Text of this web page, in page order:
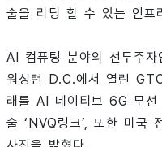
술을 리딩 할 수 있는 인프
AI 컴퓨팅 분야의 선두주
워싱턴 D.C.에서 열린
래를 AI 네이티브 6G 무
술 ‘NVQ링크’, 또한 미국